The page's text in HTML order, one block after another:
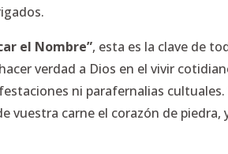
el Nombre”, esta es la clave de
verdad a Dios en el vivir
ni parafernalias cultuales.
vuestra carne el corazón de piedra,